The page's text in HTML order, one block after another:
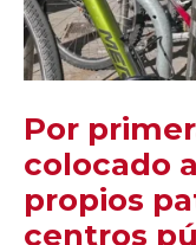
Por
colocado
propios
centros